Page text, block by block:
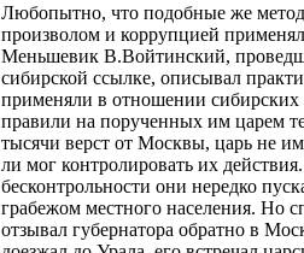
Любопытно, что подобные же
произволом и коррупцией
Меньшевик В.Войтинский,
сибирской ссылке, описывал
применяли в отношении сибирских
правили на порученных им царем
тысячи верст от Москвы, царь не
ли мог контролировать их
бесконтрольности они нередко
грабежом местного населения. Но
отзывал губернатора обратно в